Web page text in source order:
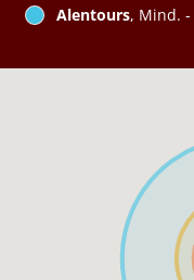
Alentours, Mind. -